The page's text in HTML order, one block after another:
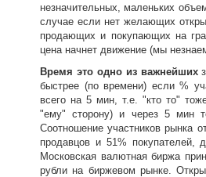
незначительных, маленьких
случае если нет желающих
продающих и покупающих на
цена начнет движение (мы
Время это одно из важнейших
быстрее (по времени) если %
всего на 5 мин, т.е. "кто то"
"ему" сторону) и через 5 мин
Соотношение участников рынка
продавцов и 51%
Московская валютная биржа
рубли на биржевом рынке.